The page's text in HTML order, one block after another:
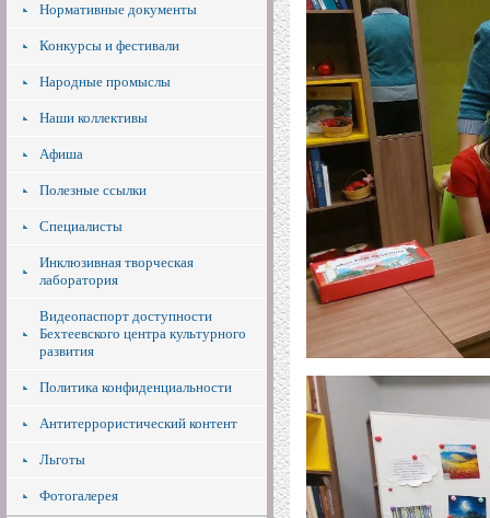
Нормативные документы
Конкурсы и фестивали
Народные промыслы
Наши коллективы
Афиша
Полезные ссылки
Специалисты
Инклюзивная творческая
лаборатория
Видеопаспорт доступности
Бехтеевского центра культурного
развития
Политика конфиденциальности
Антитеррористический контент
Льготы
Фотогалерея